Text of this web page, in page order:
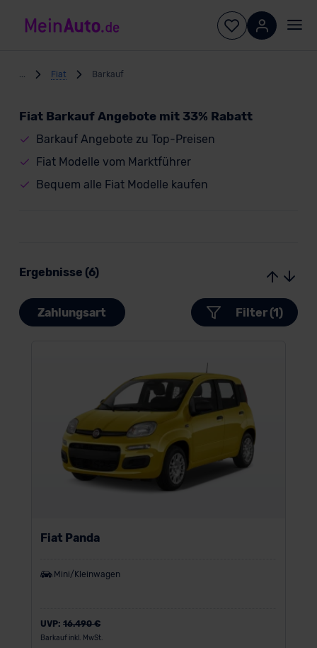
Fiat Barkauf
Fiat Barkauf Angebote mit 33% Rabatt
Barkauf Angebote zu Top-Preisen
Fiat Modelle vom Marktführer
Bequem alle Fiat Modelle kaufen
Ergebnisse (6)
Zahlungsart Filter (1)
Fiat Panda
Mini/Kleinwagen
UVP: 16.490 €
Barkauf inkl. MwSt.